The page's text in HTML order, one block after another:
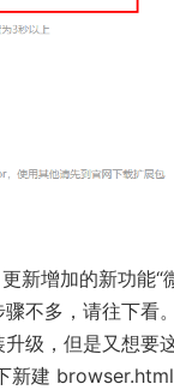
增加的新功能“
不多，请往下看
级，但是又想要
建